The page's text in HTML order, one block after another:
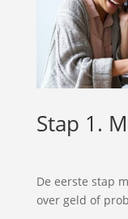
Stap 1.
De eerste stap
over geld of